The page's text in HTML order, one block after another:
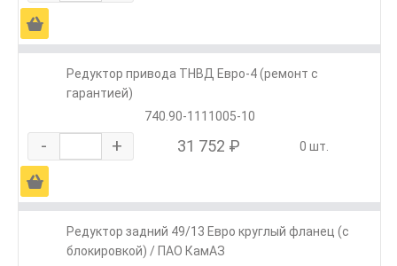
Ä
Редуктор привода ТНВД Евро-4 (ремонт с
гарантией)
740.90-1111005-10
- + 31 752 ₽ 0 шт.
Ä
Редуктор задний 49/13 Евро круглый фланец (с
блокировкой) / ПАО КамАЗ